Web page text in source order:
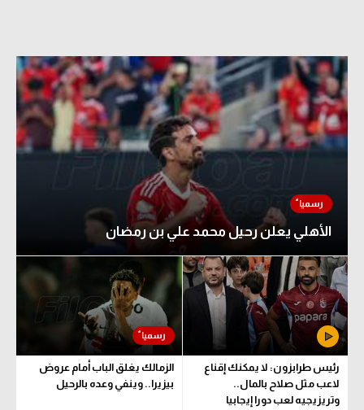
الأهلي يعلن رحيل محمد علي بن رمضان
رئيس طرابزون: لا يمكنك إقناع
لاعب مثل صلاح بالمال..
وتريزيجيه لعب دورا إيجابيا
الزمالك يغلق الباب أمام عروض
بيزيرا.. وينفي وعده بالرحيل